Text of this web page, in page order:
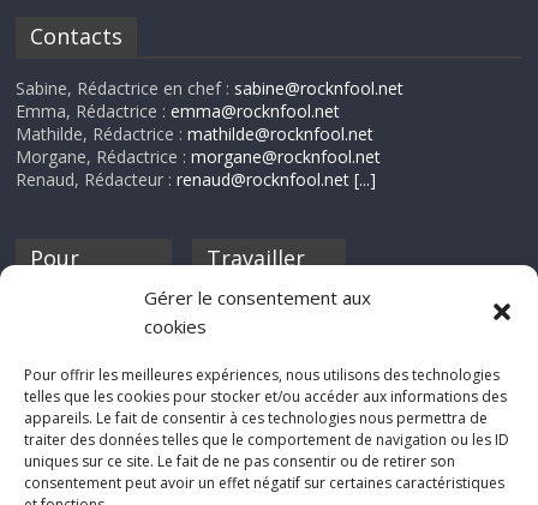
Gérer le consentement aux
cookies
Pour offrir les meilleures expériences, nous utilisons des technologies
telles que les cookies pour stocker et/ou accéder aux informations des
appareils. Le fait de consentir à ces technologies nous permettra de
traiter des données telles que le comportement de navigation ou les ID
uniques sur ce site. Le fait de ne pas consentir ou de retirer son
consentement peut avoir un effet négatif sur certaines caractéristiques
Contacts
Sabine, Rédactrice en chef : sabine@rocknfool.net
Emma, Rédactrice :emma@rocknfool.net
Mathilde, Rédactrice :mathilde@rocknfool.net
Morgane, Rédactrice :morgane@rocknfool.net
Renaud, Rédacteur :renaud@rocknfool.net [...]
Pour
discothèque
Travailler
Si tu souhaites
Rocknfool, n'hésite
pas à nous envoyer
tes chroniques de
concerts, de films,
séries ou des billets
d'humeur :